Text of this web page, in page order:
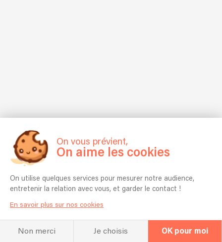
On vous prévient,
On aime les cookies
On utilise quelques services pour mesurer notre audience,
entretenir la relation avec vous, et garder le contact !
En savoir plus sur nos cookies
Non merci Je choisis OK pour moi